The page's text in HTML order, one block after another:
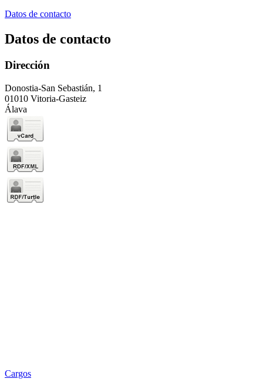
Datos de contacto
Datos de contacto
Dirección
Donostia-San Sebastián, 1
01010 Vitoria-Gasteiz
Álava
Cargos